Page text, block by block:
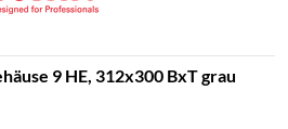
9 HE, 312x300 BxT grau